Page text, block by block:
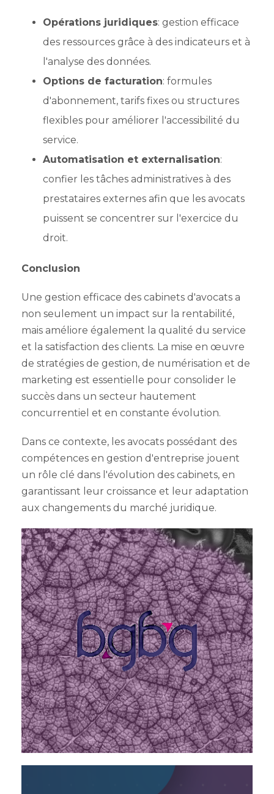
Opérations juridiques: gestion efficace
des ressources grâce à des indicateurs et à
l'analyse des données.
Options de facturation: formules
d'abonnement, tarifs fixes ou structures
flexibles pour améliorer l'accessibilité du
service.
Automatisation et externalisation:
confier les tâches administratives à des
prestataires externes afin que les avocats
puissent se concentrer sur l'exercice du
droit.
Conclusion
Une gestion efficace des cabinets d'avocats a
non seulement un impact sur la rentabilité,
mais améliore également la qualité du service
et la satisfaction des clients. La mise en œuvre
de stratégies de gestion, de numérisation et de
marketing est essentielle pour consolider le
succès dans un secteur hautement
concurrentiel et en constante évolution.
Dans ce contexte, les avocats possédant des
compétences en gestion d'entreprise jouent
un rôle clé dans l'évolution des cabinets, en
garantissant leur croissance et leur adaptation
aux changements du marché juridique.